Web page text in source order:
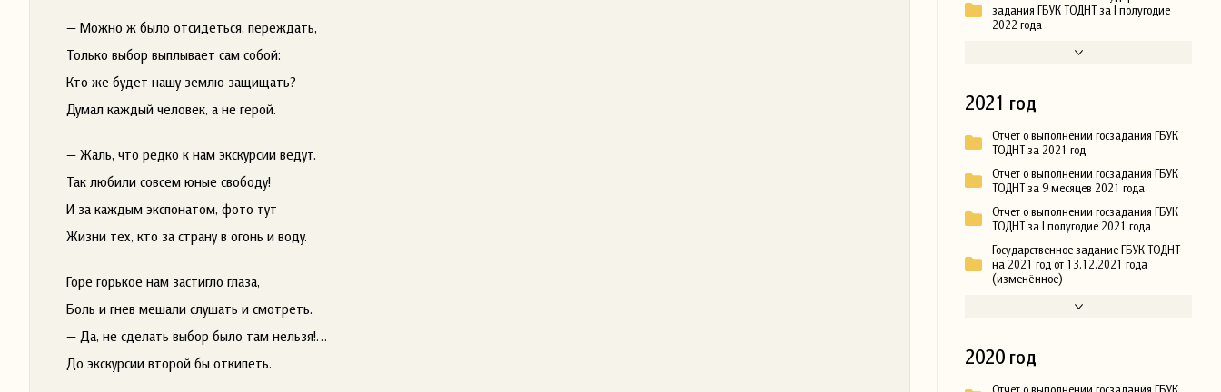
— Можно ж было отсидеться, переждать,
Только выбор выплывает сам собой:
Кто же будет нашу землю защищать?-
Думал каждый человек, а не герой.
— Жаль, что редко к нам экскурсии ведут.
Так любили совсем юные свободу!
И за каждым экспонатом, фото тут
Жизни тех, кто за страну в огонь и воду.
Горе горькое нам застигло глаза,
Боль и гнев мешали слушать и смотреть.
— Да, не сделать выбор было там нельзя!…
До экскурсии второй бы откипеть.
задания ГБУК ТОДНТ за I полугодие
2022 года
2021 год
Отчет о выполнении госзадания ГБУК
ТОДНТ за 2021 год
Отчет о выполнении госзадания ГБУК
ТОДНТ за 9 месяцев 2021 года
Отчет о выполнении госзадания ГБУК
ТОДНТ за I полугодие 2021 года
Государственное задание ГБУК ТОДНТ
на 2021 год от 13.12.2021 года
(изменённое)
2020 год